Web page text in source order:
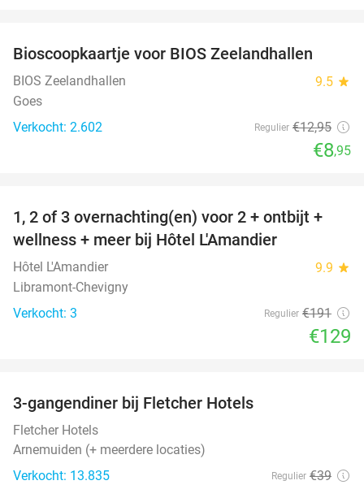
Bioscoopkaartje voor BIOS Zeelandhallen
BIOS Zeelandhallen 9.5 star
Goes
Verkocht: 2.602
Regulier €12,95
€8,95
32%
TODAY
1, 2 of 3 overnachting(en) voor 2 + ontbijt +
wellness + meer bij Hôtel L'Amandier
Hôtel L'Amandier 9.9 star
Libramont-Chevigny
Verkocht: 3
Regulier €191
€129
3-gangendiner bij Fletcher Hotels
Fletcher Hotels
Arnemuiden (+ meerdere locaties)
Verkocht: 13.835
Regulier €39